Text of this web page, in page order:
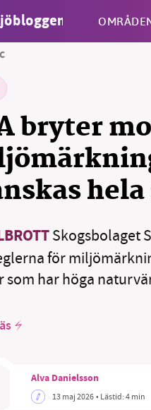
bryter
Skogsbolaget
för
som har höga
Alva Danielsson
13 maj 2026• Lästid:4 min